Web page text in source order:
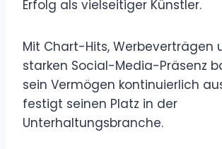
Erfolg als vielseitiger Künstler.
Mit Chart-Hits, Werbeverträgen
starken Social-Media-Präsenz
sein Vermögen kontinuierlich
festigt seinen Platz in der
Unterhaltungsbranche.